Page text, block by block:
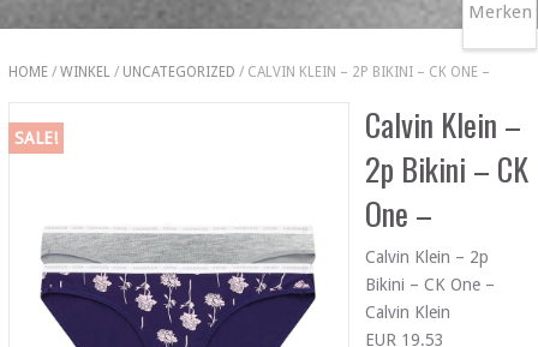
HOME/ WINKEL/ UNCATEGORIZED / CALVIN KLEIN – 2P BIKINI – CK ONE –
SALE!
Calvin Klein –
2p Bikini – CK
One –
Calvin Klein – 2p
Bikini – CK One –
Calvin Klein
EUR 19.53
Merken